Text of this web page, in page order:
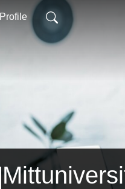
Profile